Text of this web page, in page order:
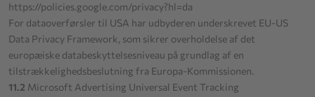
https://policies.google.com/privacy?hl=da
For dataoverførsler til USA har udbyderen underskrevet EU-US
Data Privacy Framework, som sikrer overholdelse af det
europæiske databeskyttelsesniveau på grundlag af en
tilstrækkelighedsbeslutning fra Europa-Kommissionen.
11.2 Microsoft Advertising Universal Event Tracking